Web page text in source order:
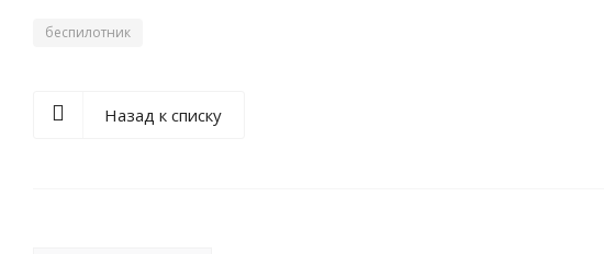
беспилотник
Назад к списку